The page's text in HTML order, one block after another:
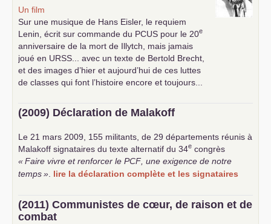
Un film
Sur une musique de Hans Eisler, le requiem
Lenin, écrit sur commande du PCUS pour le 20e
anniversaire de la mort de Illytch, mais jamais
joué en URSS ... avec un texte de Bertold Brecht,
et des images d’hier et aujourd’hui de ces luttes
de classes qui font l’histoire encore et toujours...
(2009) Déclaration de Malakoff
Le 21 mars 2009, 155 militants, de 29 départements réunis à
Malakoff signataires du texte alternatif du 34e congrès
«Faire vivre et renforcer le PCF , une exigence de notre
temps» lire la déclaration complète et les signataires
(2011) Communistes de cœur, de raison et de
combat